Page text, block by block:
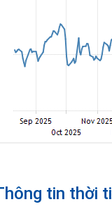
tin thời